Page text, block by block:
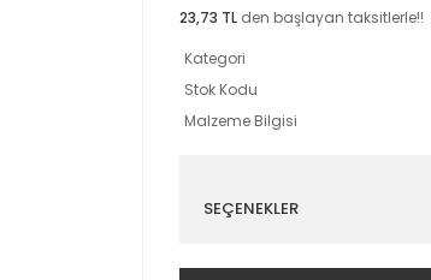
23,73 TL den başlayan taksitlerle!!
Kategori
Stok Kodu
Malzeme Bilgisi
SEÇENEKLER